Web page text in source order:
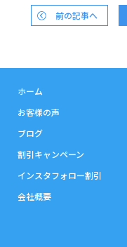
前の記事へ
ホーム
お客様の声
ブログ
割引キャンペーン
インスタフォロー割引
会社概要